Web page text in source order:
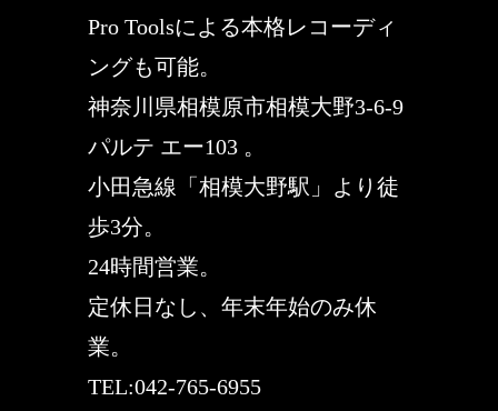
Pro Toolsによる本格レコーディ
ングも可能。
神奈川県相模原市相模大野3-6-9
パルテ エー103 。
小田急線「相模大野駅」より徒
歩3分。
24時間営業。
定休日なし、年末年始のみ休
業。
TEL:042-765-6955